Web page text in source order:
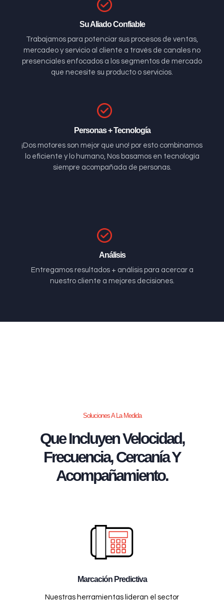
Su Aliado Confiable
Trabajamos para potenciar sus procesos de ventas,
mercadeo y servicio al cliente a través de canales no
presenciales enfocados a los segmentos de mercado
que necesite su producto o servicios.
Personas + Tecnología
¡Dos motores son mejor que uno! por esto combinamos
lo eficiente y lo humano, Nos basamos en tecnología
siempre acompañada de personas.
Análisis
Entregamos resultados + análisis para acercar a
nuestro cliente a mejores decisiones.
Soluciones A La Medida
Que Incluyen Velocidad,
Frecuencia, Cercanía Y
Acompañamiento.
Marcación Predictiva
Nuestras herramientas lideran el sector